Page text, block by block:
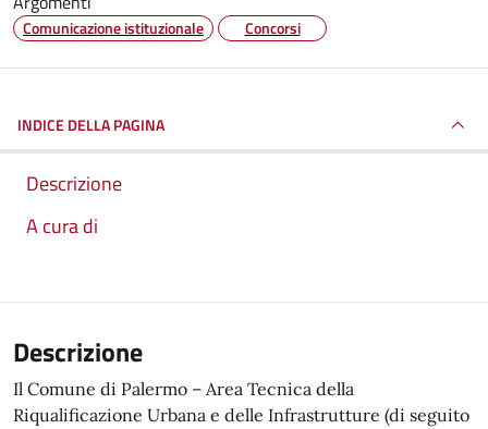
Comunicazione istituzionale Concorsi
INDICE DELLA PAGINA
Descrizione
A cura di
Descrizione
Il Comune di Palermo – Area Tecnica della
Riqualificazione Urbana e delle Infrastrutture (di seguito